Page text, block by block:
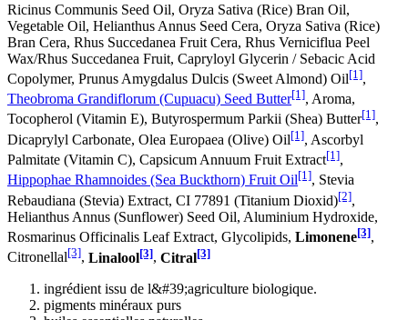
Ricinus Communis Seed Oil, Oryza Sativa (Rice) Bran Oil,
Vegetable Oil, Helianthus Annus Seed Cera, Oryza Sativa (Rice)
Bran Cera, Rhus Succedanea Fruit Cera, Rhus Verniciflua Peel
Wax/Rhus Succedanea Fruit, Capryloyl Glycerin / Sebacic Acid
Copolymer, Prunus Amygdalus Dulcis (Sweet Almond) Oil[1],
Theobroma Grandiflorum (Cupuacu) Seed Butter[1], Aroma,
Tocopherol (Vitamin E), Butyrospermum Parkii (Shea) Butter[1],
Dicaprylyl Carbonate, Olea Europaea (Olive) Oil[1], Ascorbyl
Palmitate (Vitamin C), Capsicum Annuum Fruit Extract[1],
Hippophae Rhamnoides (Sea Buckthorn) Fruit Oil[1], Stevia
Rebaudiana (Stevia) Extract, CI 77891 (Titanium Dioxid)[2],
Helianthus Annus (Sunflower) Seed Oil, Aluminium Hydroxide,
Rosmarinus Officinalis Leaf Extract, Glycolipids, Limonene[3],
Citronellal[3], Linalool[3], Citral[3]
ingrédient issu de l&#39;agriculture biologique.
pigments minéraux purs